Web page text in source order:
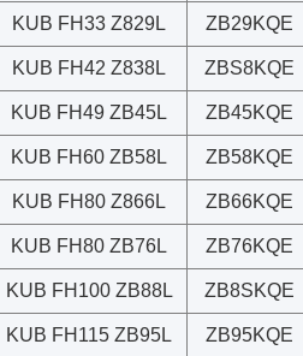
KUB FH33 Z829L ZB29KQE
KUB FH42 Z838L ZBS8KQE
KUB FH49 ZB45L ZB45KQE
KUB FH60 ZB58L ZB58KQE
KUB FH80 Z866L ZB66KQE
KUB FH80 ZB76L ZB76KQE
KUB FH100 ZB88L ZB8SKQE
KUB FH115 ZB95L ZB95KQE